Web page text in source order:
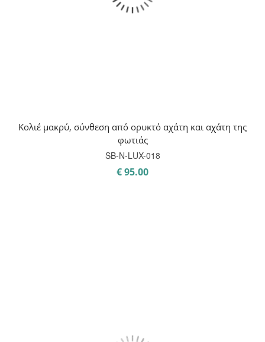
Κολιέ μακρύ, σύνθεση από ορυκτό αχάτη και αχάτη της
φωτιάς
SB-Ν-LUX-018
€95.00